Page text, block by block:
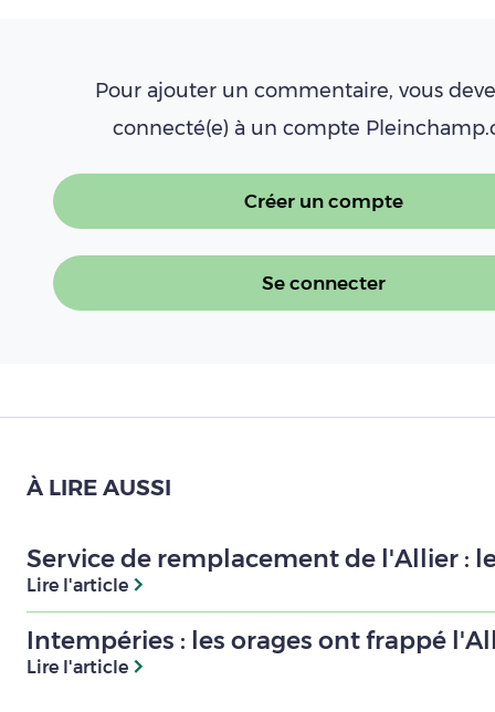
Pour ajouter un commentaire, vous
connecté(e) à un compte
Créer un compte
Se connecter
À LIRE AUSSI
Service de remplacement de l'Allier :
Lire l'article
Intempéries : les orages ont frappé
Lire l'article